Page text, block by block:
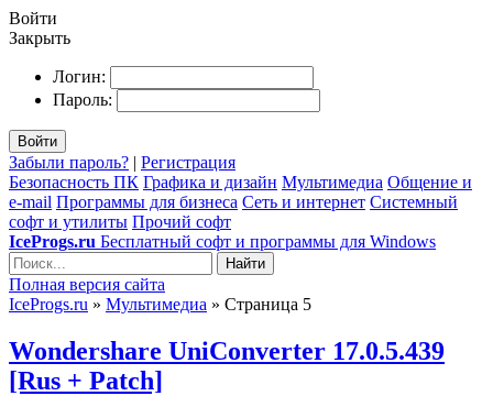
Войти
Закрыть
Логин:
Пароль:
Войти
Забыли пароль? | Регистрация
Безопасность ПК Графика и дизайн Мультимедиа Общение и
e-mail Программы для бизнеса Сеть и интернет Системный
софт и утилиты Прочий софт
IceProgs.ru Бесплатный софт и программы для Windows
Найти
Полная версия сайта
IceProgs.ru » Мультимедиа » Страница 5
Wondershare UniConverter 17.0.5.439
[Rus + Patch]